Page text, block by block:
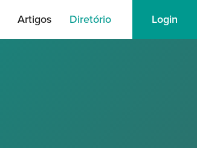
Artigos Diretório Login